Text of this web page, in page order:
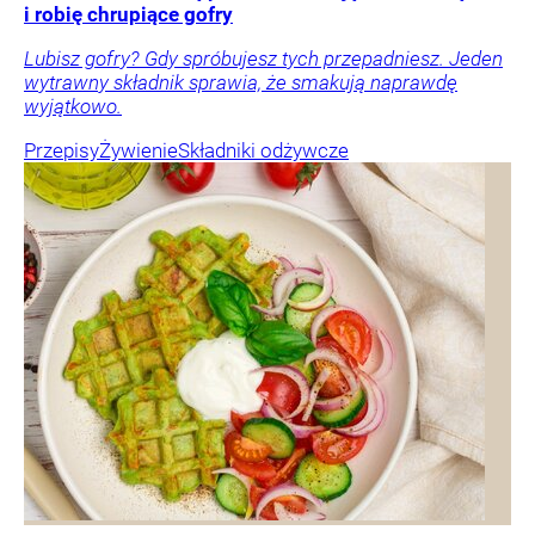
i robię chrupiące gofry
Lubisz gofry? Gdy spróbujesz tych przepadniesz. Jeden
wytrawny składnik sprawia, że smakują naprawdę
wyjątkowo.
PrzepisyŻywienieSkładniki odżywcze